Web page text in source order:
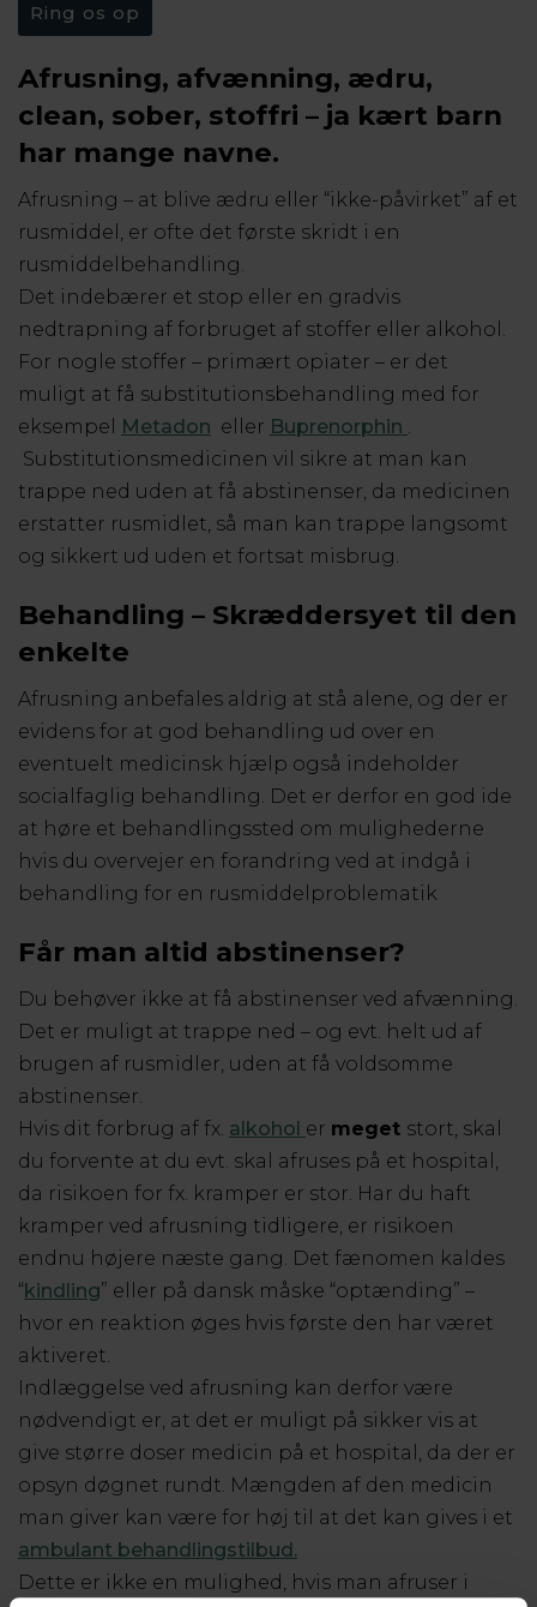
Ring os op
Afrusning, afvænning, ædru,
clean, sober, stoffri – ja kært barn
har mange navne.
Afrusning – at blive ædru eller “ikke-påvirket” af et
rusmiddel, er ofte det første skridt i en
rusmiddelbehandling.
Det indebærer et stop eller en gradvis
nedtrapning af forbruget af stoffer eller alkohol.
For nogle stoffer – primært opiater – er det
muligt at få substitutionsbehandling med for
eksempel
Metadon eller Buprenorphin .
Substitutionsmedicinen vil sikre at man kan
trappe ned uden at få abstinenser, da medicinen
erstatter rusmidlet, så man kan trappe langsomt
og sikkert ud uden et fortsat misbrug.
Behandling – Skræddersyet til den
enkelte
Afrusning anbefales aldrig at stå alene, og der er
evidens for at god behandling ud over en
eventuelt medicinsk hjælp også indeholder
socialfaglig behandling. Det er derfor en god ide
at høre et behandlingssted om mulighederne
hvis du overvejer en forandring ved at indgå i
behandling for en rusmiddelproblematik
Får man altid abstinenser?
Du behøver ikke at få abstinenser ved afvænning.
Det er muligt at trappe ned – og evt. helt ud af
brugen af rusmidler, uden at få voldsomme
abstinenser.
Hvis dit forbrug af fx. alkohol er meget stort, skal
du forvente at du evt. skal afruses på et hospital,
da risikoen for fx. kramper er stor. Har du haft
kramper ved afrusning tidligere, er risikoen
endnu højere næste gang. Det fænomen kaldes
“kindling” eller på dansk måske “optænding” –
hvor en reaktion øges hvis første den har været
aktiveret.
Indlæggelse ved afrusning kan derfor være
nødvendigt er, at det er muligt på sikker vis at
give større doser medicin på et hospital, da der er
opsyn døgnet rundt. Mængden af den medicin
man giver kan være for høj til at det kan gives i et
ambulant behandlingstilbud.
Dette er ikke en mulighed, hvis man afruser i